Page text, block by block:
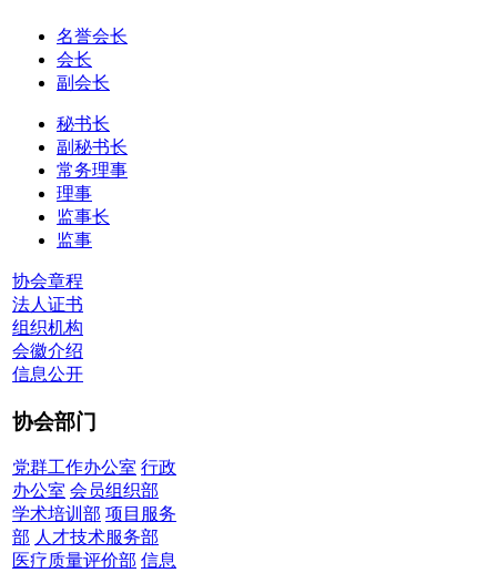
名誉会长
会长
副会长
秘书长
副秘书长
常务理事
理事
监事长
监事
协会章程
法人证书
组织机构
会徽介绍
信息公开
协会部门
党群工作办公室 行政
办公室 会员组织部
学术培训部 项目服务
部 人才技术服务部
医疗质量评价部 信息